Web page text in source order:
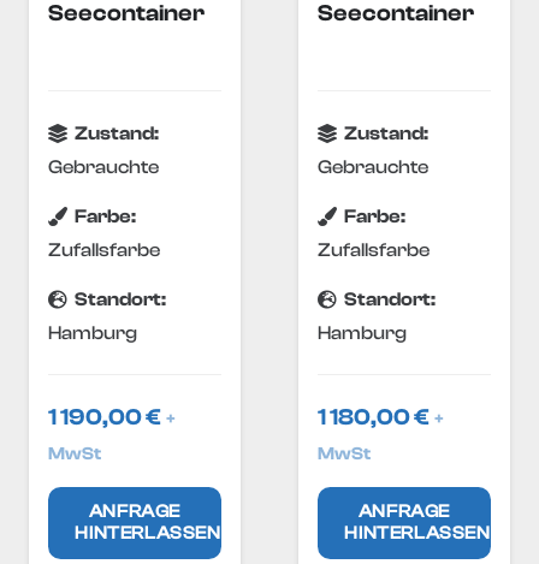
Seecontainer
Zustand:
Gebrauchte
Farbe:
Zufallsfarbe
Standort:
Hamburg
1 190,00€ +
MwSt
ANFRAGE
HINTERLASSEN
Seecontainer
Zustand:
Gebrauchte
Farbe:
Zufallsfarbe
Standort:
Hamburg
1 180,00€ +
MwSt
ANFRAGE
HINTERLASSEN